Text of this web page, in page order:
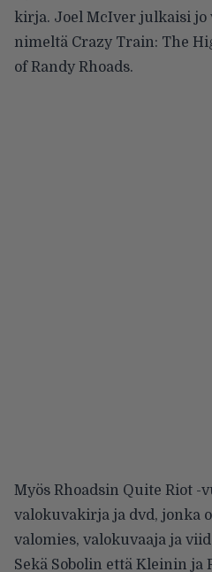
kirja. Joel McIver julkaisi jo
nimeltä Crazy Train: The
of Randy Rhoads.
Myös Rhoadsin Quite Riot -
valokuvakirja ja dvd, jonka
valomies, valokuvaaja ja
Sekä Sobolin että Kleinin ja